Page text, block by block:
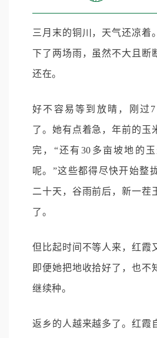
三月末的铜川，天气还凉着
下了两场雨，虽然不大且断
还在。
好不容易等到放晴，刚过
了。她有点着急，年前的玉
完，“还有30多亩坡地的
呢。”这些都得尽快开始整
二十天，谷雨前后，新一茬
了。
但比起时间不等人来，红霞
即便她把地收拾好了，也不
继续种。
返乡的人越来越多了。红霞